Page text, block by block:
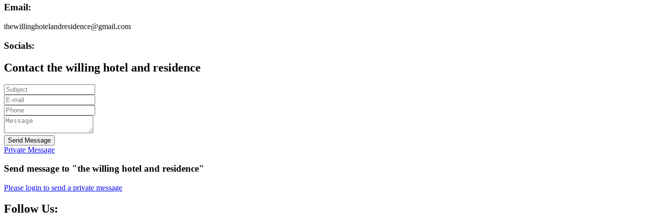
Email:
thewillinghotelandresidence@gmail.com
Socials:
Contact the willing hotel and residence
Send Message
Private Message
Send message to "the willing hotel and residence"
Please login to send a private message
Follow Us: